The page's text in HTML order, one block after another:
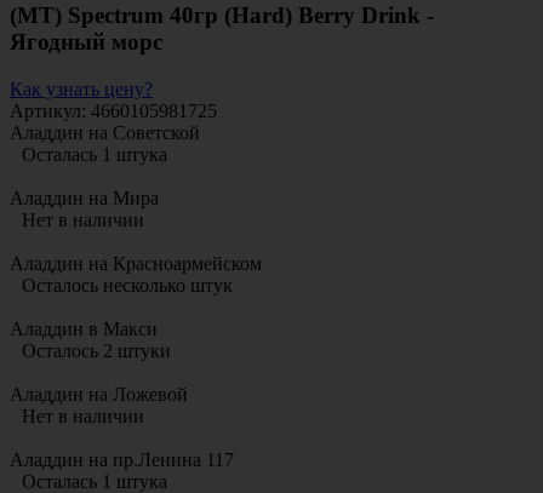
(MT) Spectrum 40гр (Hard) Berry Drink -
Ягодный морс
Как узнать цену?
Артикул: 4660105981725
Аладдин на Советской
Осталась 1 штука
Аладдин на Мира
Нет в наличии
Аладдин на Красноармейском
Осталось несколько штук
Аладдин в Макси
Осталось 2 штуки
Аладдин на Ложевой
Нет в наличии
Аладдин на пр.Ленина 117
Осталась 1 штука